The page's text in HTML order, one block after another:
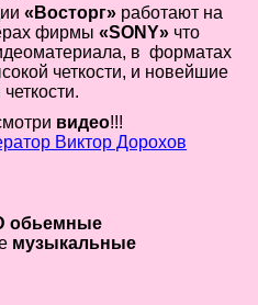
«Восторг» работают на
фирмы «SONY» что
в форматах
четкости, и новейшие
видео!!!
обьемные
музыкальные